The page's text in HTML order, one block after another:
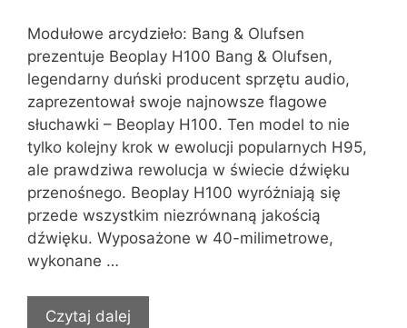
Modułowe arcydzieło: Bang & Olufsen
prezentuje Beoplay H100 Bang & Olufsen,
legendarny duński producent sprzętu audio,
zaprezentował swoje najnowsze flagowe
słuchawki – Beoplay H100. Ten model to nie
tylko kolejny krok w ewolucji popularnych H95,
ale prawdziwa rewolucja w świecie dźwięku
przenośnego. Beoplay H100 wyróżniają się
przede wszystkim niezrównaną jakością
dźwięku. Wyposażone w 40-milimetrowe,
wykonane …
Czytaj dalej